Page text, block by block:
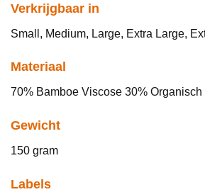
Verkrijgbaar in
Small, Medium, Large, Extra Large,
Materiaal
70% Bamboe Viscose 30% Organisch
Gewicht
150 gram
Labels